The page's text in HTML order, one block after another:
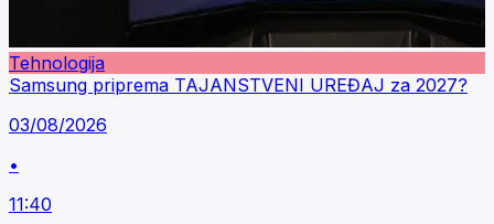
Tehnologija
Samsung priprema TAJANSTVENI UREĐAJ za 2027?
03/08/2026
•
11:40